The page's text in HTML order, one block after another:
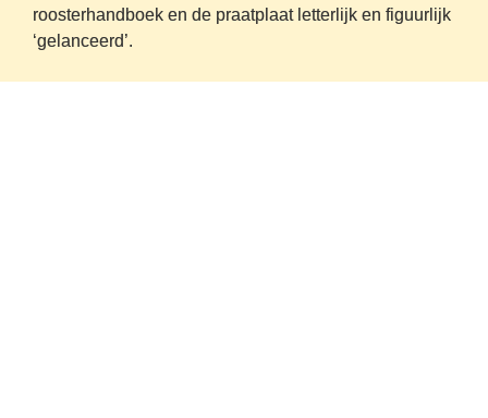
roosterhandboek en de praatplaat letterlijk en figuurlijk
‘gelanceerd’.